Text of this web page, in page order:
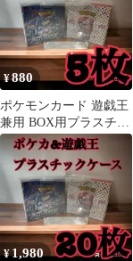
¥880
ポケモンカード 遊戯王
兼用 BOX用プラスチッ
クケース ボックスロ
ーダー21
¥1,980